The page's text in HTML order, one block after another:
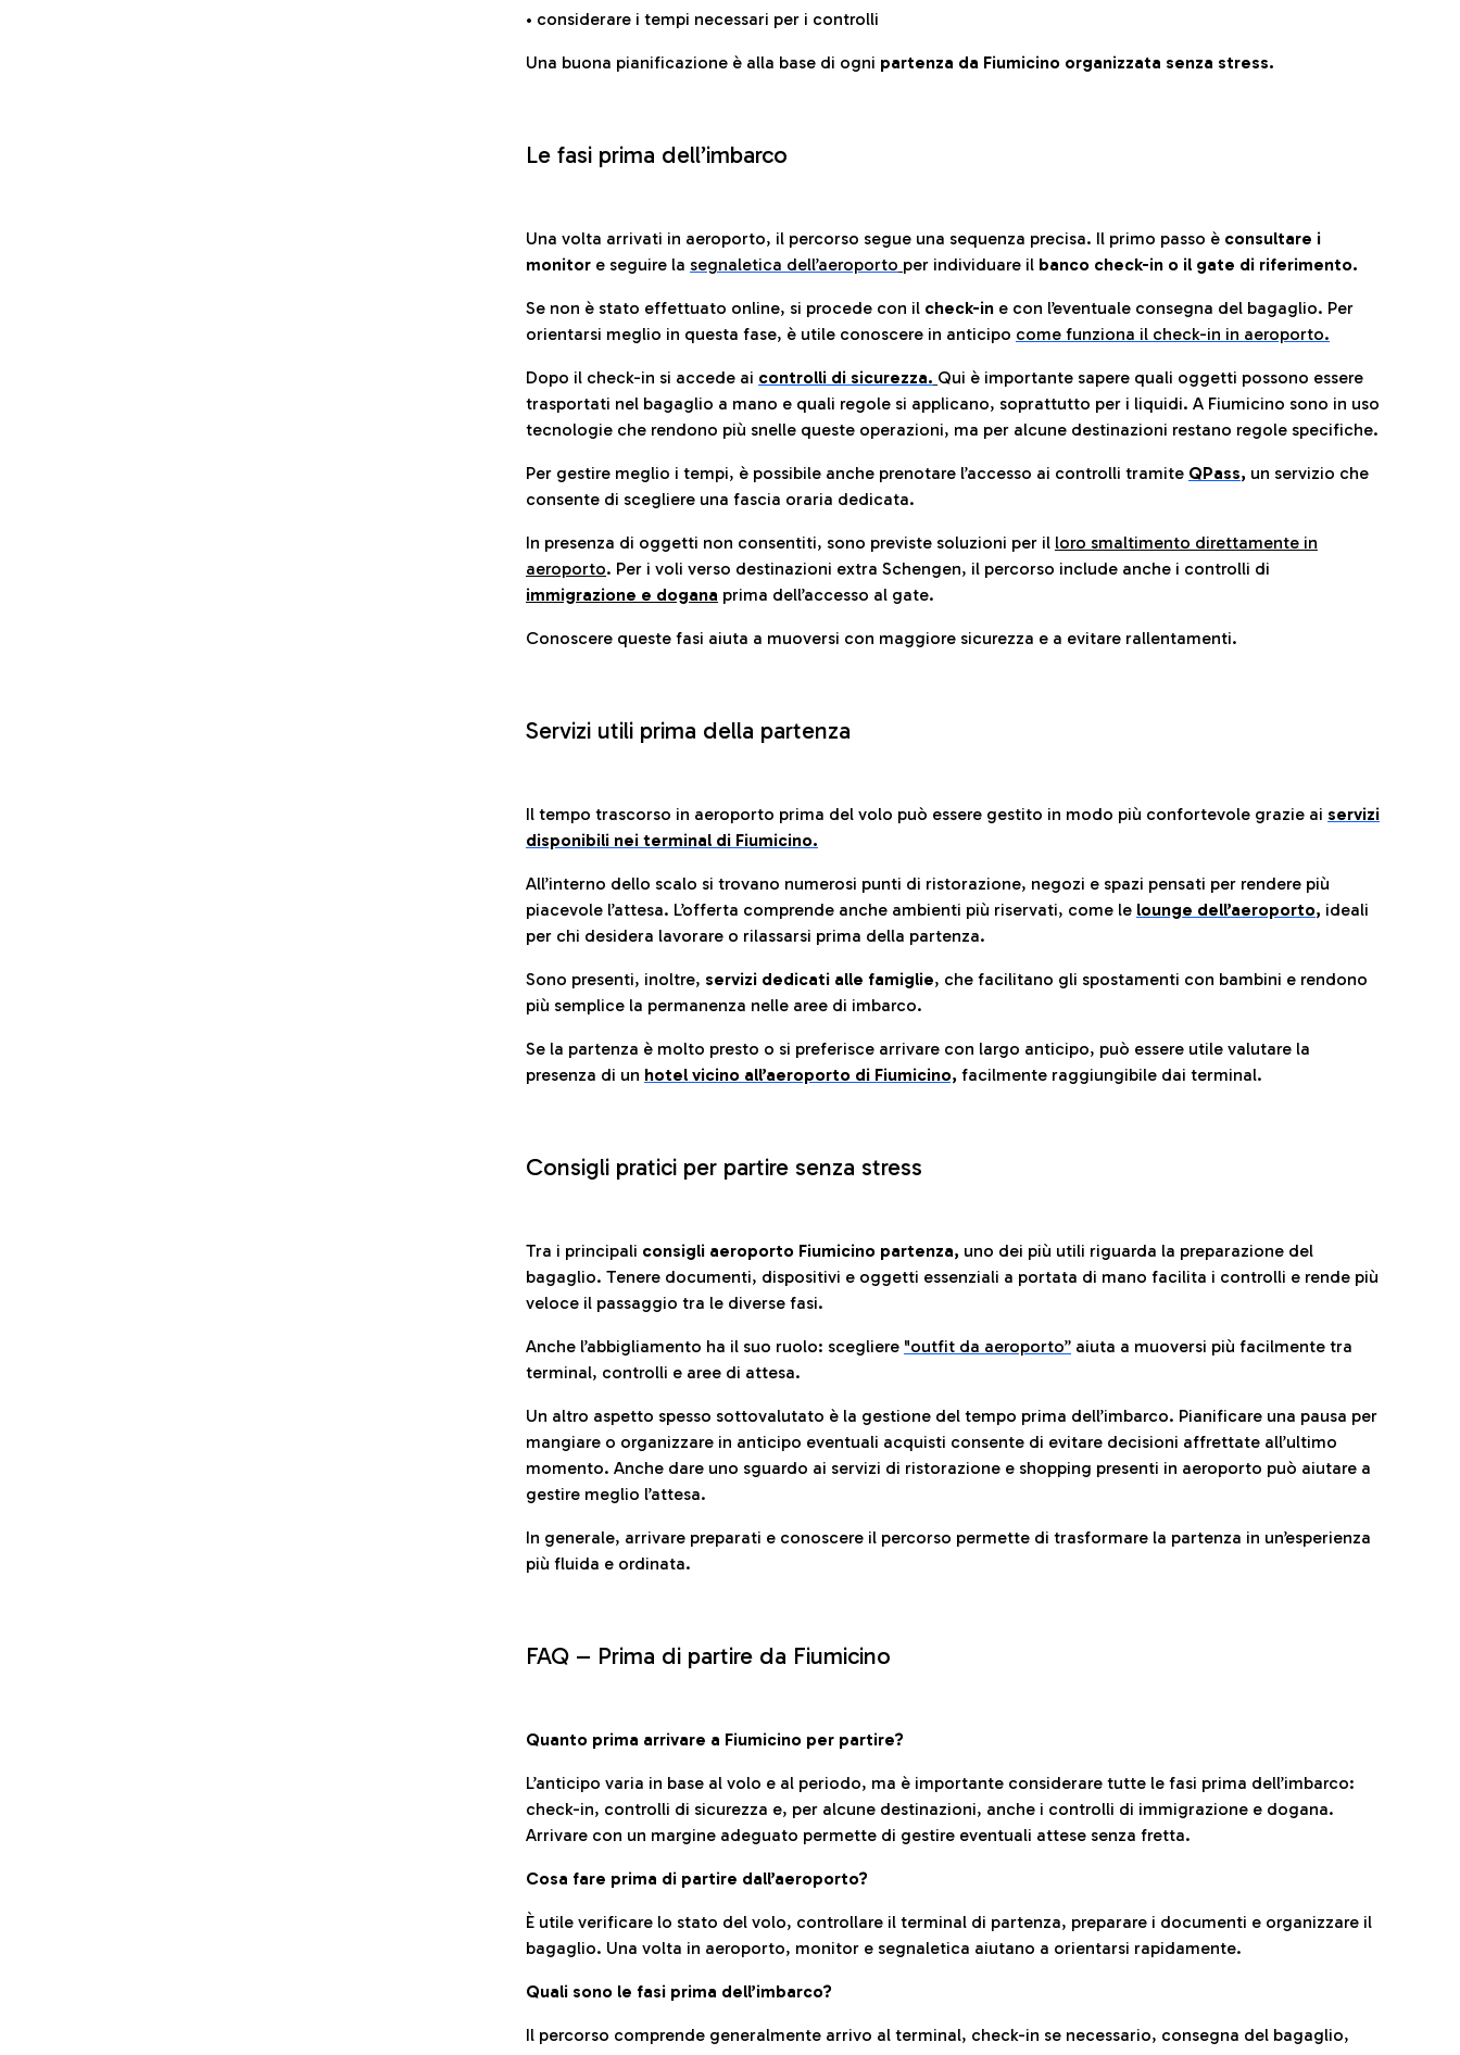
• considerare i tempi necessari per i controlli
Una buona pianificazione è alla base di ogni partenza da Fiumicino organizzata senza stress.
Le fasi prima dell’imbarco
Una volta arrivati in aeroporto, il percorso segue una sequenza precisa. Il primo passo è consultare i
monitor e seguire la segnaletica dell’aeroporto per individuare il banco check-in o il gate di riferimento.
Se non è stato effettuato online, si procede con il check-in e con l’eventuale consegna del bagaglio. Per
orientarsi meglio in questa fase, è utile conoscere in anticipo come funziona il check-in in aeroporto.
Dopo il check-in si accede ai controlli di sicurezza. Qui è importante sapere quali oggetti possono essere
trasportati nel bagaglio a mano e quali regole si applicano, soprattutto per i liquidi. A Fiumicino sono in uso
tecnologie che rendono più snelle queste operazioni, ma per alcune destinazioni restano regole specifiche.
Per gestire meglio i tempi, è possibile anche prenotare l’accesso ai controlli tramite QPass, un servizio che
consente di scegliere una fascia oraria dedicata.
In presenza di oggetti non consentiti, sono previste soluzioni per il loro smaltimento direttamente in
aeroporto. Per i voli verso destinazioni extra Schengen, il percorso include anche i controlli di
immigrazione e dogana prima dell’accesso al gate.
Conoscere queste fasi aiuta a muoversi con maggiore sicurezza e a evitare rallentamenti.
Servizi utili prima della partenza
Il tempo trascorso in aeroporto prima del volo può essere gestito in modo più confortevole grazie ai servizi
disponibili nei terminal di Fiumicino.
All’interno dello scalo si trovano numerosi punti di ristorazione, negozi e spazi pensati per rendere più
piacevole l’attesa. L’offerta comprende anche ambienti più riservati, come le lounge dell’aeroporto, ideali
per chi desidera lavorare o rilassarsi prima della partenza.
Sono presenti, inoltre, servizi dedicati alle famiglie, che facilitano gli spostamenti con bambini e rendono
più semplice la permanenza nelle aree di imbarco.
Se la partenza è molto presto o si preferisce arrivare con largo anticipo, può essere utile valutare la
presenza di un hotel vicino all’aeroporto di Fiumicino, facilmente raggiungibile dai terminal.
Consigli pratici per partire senza stress
Tra i principali consigli aeroporto Fiumicino partenza, uno dei più utili riguarda la preparazione del
bagaglio. Tenere documenti, dispositivi e oggetti essenziali a portata di mano facilita i controlli e rende più
veloce il passaggio tra le diverse fasi.
Anche l’abbigliamento ha il suo ruolo: scegliere "outfit da aeroporto” aiuta a muoversi più facilmente tra
terminal, controlli e aree di attesa.
Un altro aspetto spesso sottovalutato è la gestione del tempo prima dell’imbarco. Pianificare una pausa per
mangiare o organizzare in anticipo eventuali acquisti consente di evitare decisioni affrettate all’ultimo
momento. Anche dare uno sguardo ai servizi di ristorazione e shopping presenti in aeroporto può aiutare a
gestire meglio l’attesa.
In generale, arrivare preparati e conoscere il percorso permette di trasformare la partenza in un’esperienza
più fluida e ordinata.
FAQ – Prima di partire da Fiumicino
Quanto prima arrivare a Fiumicino per partire?
L’anticipo varia in base al volo e al periodo, ma è importante considerare tutte le fasi prima dell’imbarco:
check-in, controlli di sicurezza e, per alcune destinazioni, anche i controlli di immigrazione e dogana.
Arrivare con un margine adeguato permette di gestire eventuali attese senza fretta.
Cosa fare prima di partire dall’aeroporto?
È utile verificare lo stato del volo, controllare il terminal di partenza, preparare i documenti e organizzare il
bagaglio. Una volta in aeroporto, monitor e segnaletica aiutano a orientarsi rapidamente.
Quali sono le fasi prima dell’imbarco?
Il percorso comprende generalmente arrivo al terminal, check-in se necessario, consegna del bagaglio,